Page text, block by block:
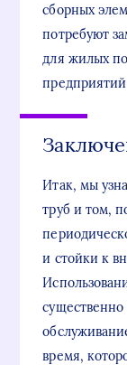
сборных
потребуют
для жилых
Итак, мы
труб и том,
и стойки к
существенно
время,